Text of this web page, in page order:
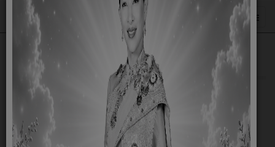
หลักเกณฑ์การประเมินผลพนักงาน
21 พฤษภาคม 2558
หลักเกณฑ์การประเมินผลพนักงาน